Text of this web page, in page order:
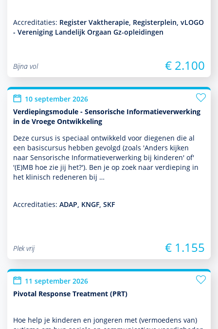
Accreditaties: Register Vaktherapie, Registerplein, vLOGO
- Vereniging Landelijk Orgaan Gz-opleidingen
Bijna vol € 2.100
10 september 2026
Verdiepingsmodule - Sensorische Informatieverwerking
in de Vroege Ontwikkeling
Deze cursus is speciaal ontwik­keld voor diegenen die al
een basis­cursus hebben gevolgd (zoals 'Anders kijken
naar Sensorische Informatieverwerking bij kin­de­ren' of'
'(E)MB hoe zie jij het?'). Ben je op zoek naar verdieping in
het klinisch redeneren bij …
Accreditaties: ADAP, KNGF, SKF
Plek vrij € 1.155
11 september 2026
Pivotal Response Treatment (PRT)
Hoe help je kin­de­ren en jongeren met (vermoedens van)